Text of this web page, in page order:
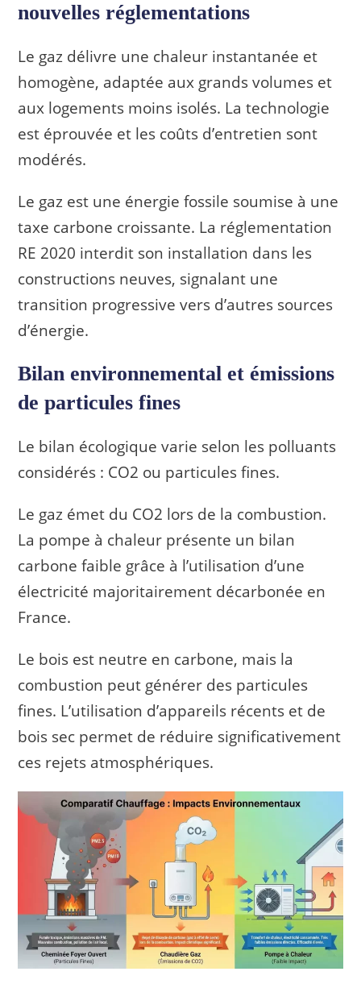
nouvelles réglementations
Le gaz délivre une chaleur instantanée et
homogène, adaptée aux grands volumes et
aux logements moins isolés. La technologie
est éprouvée et les coûts d’entretien sont
modérés.
Le gaz est une énergie fossile soumise à une
taxe carbone croissante. La réglementation
RE 2020 interdit son installation dans les
constructions neuves, signalant une
transition progressive vers d’autres sources
d’énergie.
Bilan environnemental et émissions
de particules fines
Le bilan écologique varie selon les polluants
considérés : CO2 ou particules fines.
Le gaz émet du CO2 lors de la combustion.
La pompe à chaleur présente un bilan
carbone faible grâce à l’utilisation d’une
électricité majoritairement décarbonée en
France.
Le bois est neutre en carbone, mais la
combustion peut générer des particules
fines. L’utilisation d’appareils récents et de
bois sec permet de réduire significativement
ces rejets atmosphériques.